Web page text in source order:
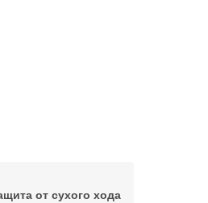
от сухого хода